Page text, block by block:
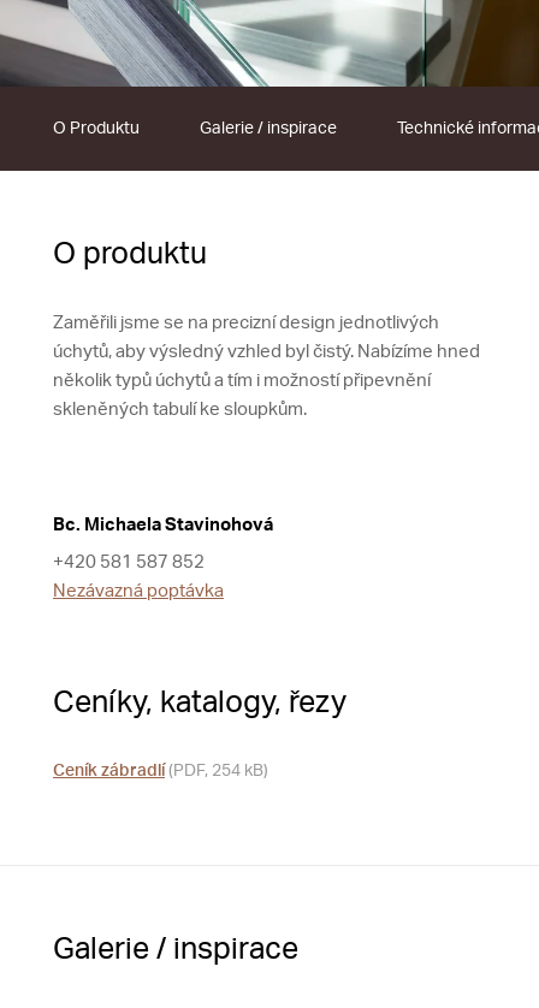
O Produktu Galerie / inspirace Technické
O produktu
Zaměřili jsme se na precizní design jednotlivých
úchytů, aby výsledný vzhled byl čistý. Nabízíme hned
několik typů úchytů a tím i možností připevnění
skleněných tabulí ke sloupkům.
Bc. Michaela Stavinohová
+420 581 587 852
Nezávazná poptávka
Ceníky, katalogy, řezy
Ceník zábradlí (PDF, 254 kB)
Galerie / inspirace